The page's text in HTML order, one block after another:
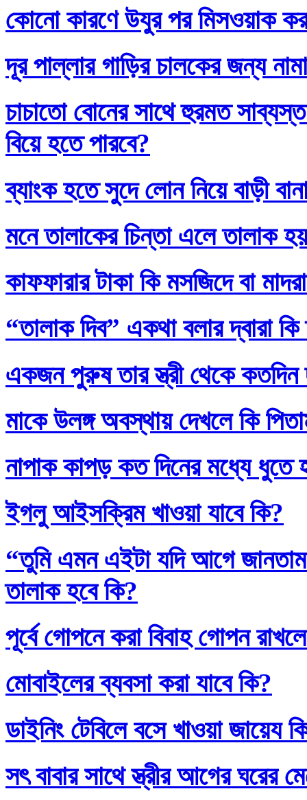
কোনো কারণে উযুর পর মিসওয়াক
দূর পাল্লার গাড়ির চালকের জন্য
চাচাতো বোনের সাথে হুরমত
বিয়ে হতে পারবে?
ব্যাংক হতে সুদে লোন নিয়ে বাড়ী
মনে তালাকের চিন্তা এলে তালাক
কাফফারার টাকা কি মসজিদে বা
“তালাক দিব” একথা বলার দ্বারা
একজন পুরুষ তার স্ত্রী থেকে কতদিন
মাকে উলঙ্গ অবস্থায় দেখলে কি
নাপাক কাপড় কত দিনের মধ্যে ধুতে
ইগলু আইসক্রিম খাওয়া যাবে কি?
“তুমি এমন এইটা যদি আগে
তালাক হবে কি?
পূর্বে গোপনে করা বিবাহ গোপন
মোবাইলের ব্যবসা করা যাবে কি?
ডাইনিং টেবিলে বসে খাওয়া জায়েয
সৎ বাবার সাথে স্ত্রীর আগের ঘরের